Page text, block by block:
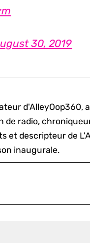
30, 2019
d'AlleyOop360,
de radio,
et descripteur de
inaugurale.